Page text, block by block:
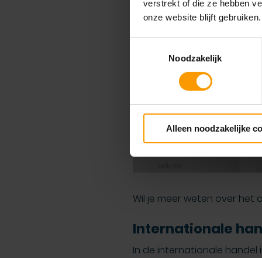
verstrekt of die ze hebben
onze website blijft gebruiken.
Noodzakelijk
Alleen noodzakelijke
Wil je meer weten over het
Internationale
In de internationale